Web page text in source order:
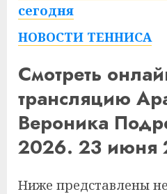
сегодня
НОВОСТИ ТЕННИСА
Смотреть
трансляцию
Вероника
2026. 23 июня
Ниже представлены